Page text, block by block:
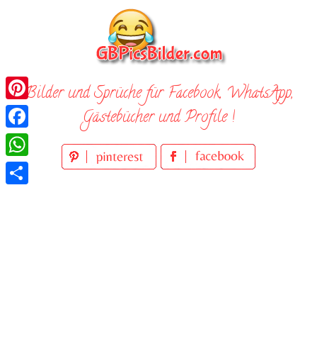
Bilder und Sprüche für Facebook, WhatsApp,
Gästebücher und Profile !
Pinterest
Facebook
WhatsApp